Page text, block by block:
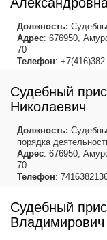
Должность:
Адрес: 676950,
70
Телефон:
Судебный
Николаевич
Должность:
порядка
Адрес: 676950,
70
Телефон:
Судебный
Владимирович